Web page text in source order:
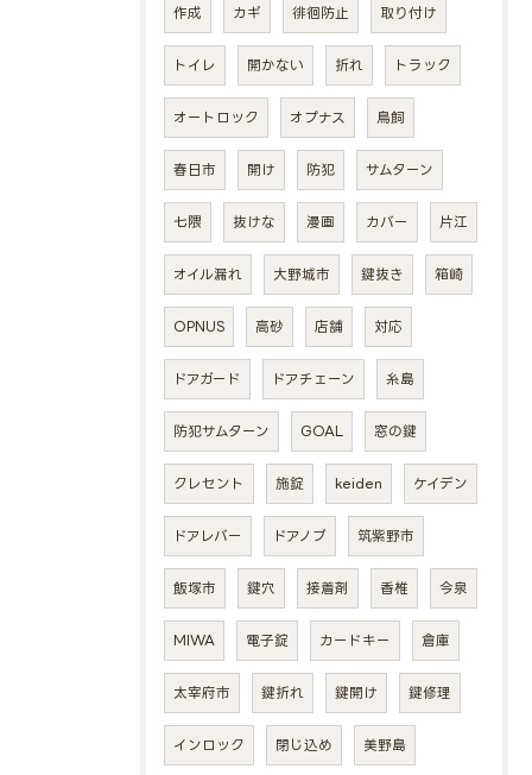
作成 カギ 徘徊防止 取り付け
トイレ 開かない 折れ トラック
オートロック オプナス 鳥飼
春日市 開け 防犯 サムターン
七隈 抜けな 漫画 カバー 片江
オイル漏れ 大野城市 鍵抜き 箱崎
OPNUS 高砂 店舗 対応
ドアガード ドアチェーン 糸島
防犯サムターン GOAL 窓の鍵
クレセント 施錠 keiden ケイデン
ドアレバー ドアノブ 筑紫野市
飯塚市 鍵穴 接着剤 香椎 今泉
MIWA 電子錠 カードキー 倉庫
太宰府市 鍵折れ 鍵開け 鍵修理
インロック 閉じ込め 美野島